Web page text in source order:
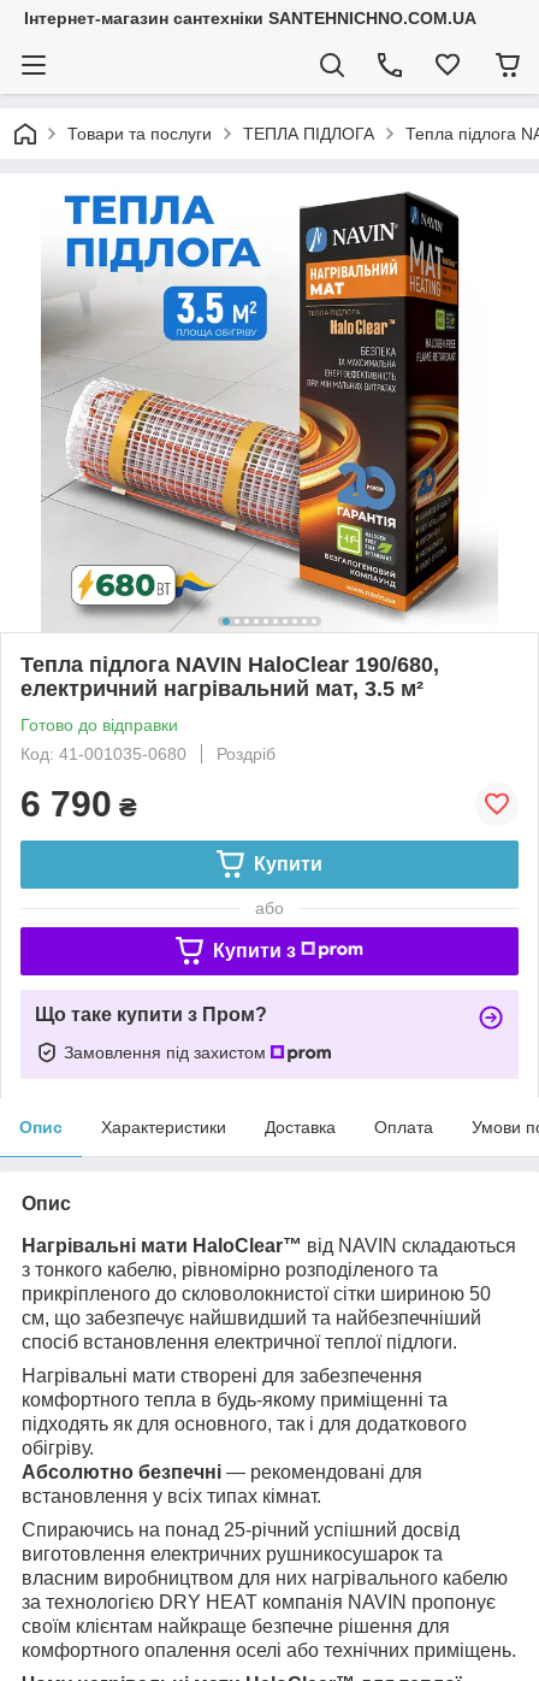
Інтернет-магазин сантехніки SANTEHNICHNO.COM.UA
Товари та послуги ТЕПЛА ПІДЛОГА Тепла підлога
Тепла підлога NAVIN HaloClear 190/680,
електричний нагрівальний мат, 3.5 м²
Готово до відправки
Код: 41-001035-0680
Роздріб
6 790 ₴
Купити
або
Купити з
Що таке купити з Пром?
Замовлення під захистом
Опис Характеристики Доставка Оплата Умови
Опис
Нагрівальні мати HaloClear™ від NAVIN складаються
з тонкого кабелю, рівномірно розподіленого та
прикріпленого до скловолокнистої сітки шириною 50
см, що забезпечує найшвидший та найбезпечніший
спосіб встановлення електричної теплої підлоги.
Нагрівальні мати створені для забезпечення
комфортного тепла в будь-якому приміщенні та
підходять як для основного, так і для додаткового
обігріву.
Абсолютно безпечні — рекомендовані для
встановлення у всіх типах кімнат.
Спираючись на понад 25-річний успішний досвід
виготовлення електричних рушникосушарок та
власним виробництвом для них нагрівального кабелю
за технологією DRY HEAT компанія NAVIN пропонує
своїм клієнтам найкраще безпечне рішення для
комфортного опалення оселі або технічних приміщень.